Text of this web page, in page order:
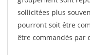
sollicitées plus
pourront soit être
être commandés par